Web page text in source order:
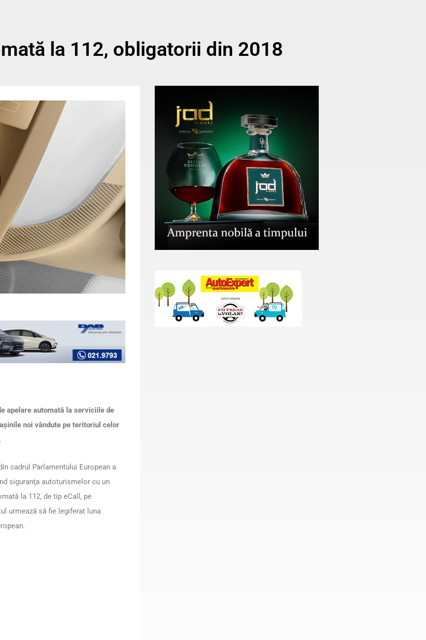
la 112, obligatorii din 2018
apelare automată la serviciile de
noi vândute pe teritoriul celor
cadrul Parlamentului European a
siguranţa autoturismelor cu un
la 112, de tip eCall, pe
urmează să fie legiferat luna